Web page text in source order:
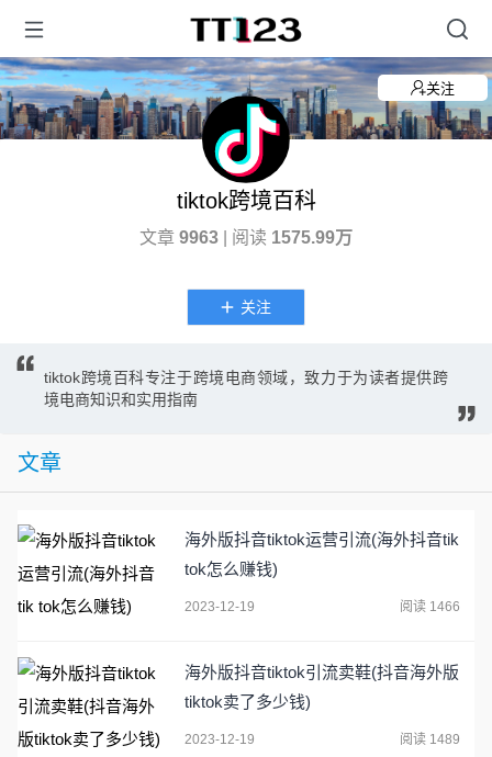
关注
tiktok跨境百科
文章 9963 | 阅读 1575.99万
关注
tiktok跨境百科专注于跨境电商领域，致力于为读者提供跨
境电商知识和实用指南
文章
海外版抖音tiktok运营引流(海外抖音tik
tok怎么赚钱)
2023-12-19 阅读 1466
海外版抖音tiktok引流卖鞋(抖音海外版
tiktok卖了多少钱)
2023-12-19 阅读 1489